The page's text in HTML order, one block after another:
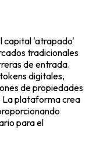
capital 'atrapado'
tradicionales
de entrada.
digitales,
de propiedades
La plataforma crea
para el